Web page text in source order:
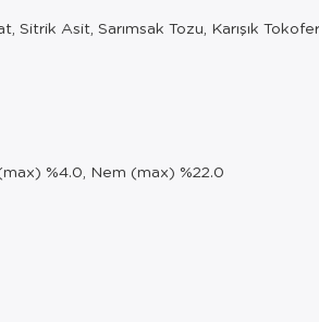
Asit, Sarımsak Tozu, Karışık
%4.0, Nem (max) %22.0